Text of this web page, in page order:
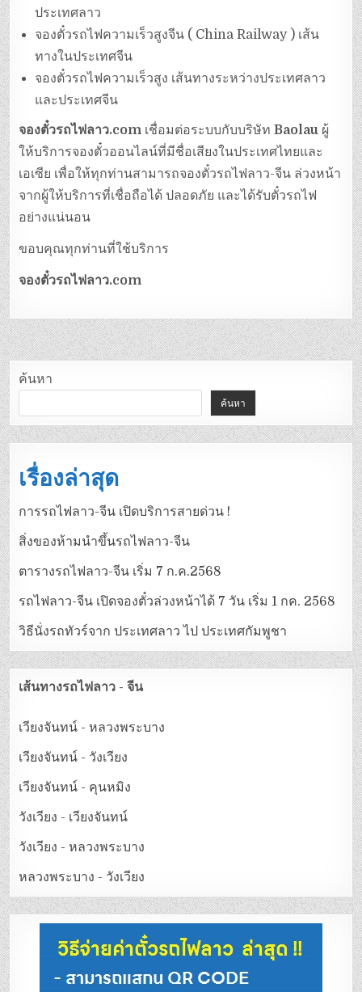
ประเทศลาว
จองตั๋วรถไฟความเร็วสูงจีน ( China Railway ) เส้น
ทางในประเทศจีน
จองตั๋วรถไฟความเร็วสูง เส้นทางระหว่างประเทศลาว
และประเทศจีน
จองตั๋วรถไฟลาว.com เชื่อมต่อระบบกับบริษัทBaolau ผู้
ให้บริการจองตั๋วออนไลน์ที่มีชื่อเสียงในประเทศไทยและ
เอเซีย เพื่อให้ทุกท่านสามารถจองตั๋วรถไฟลาว-จีน ล่วงหน้า
จากผู้ให้บริการที่เชื่อถือได้ ปลอดภัย และได้รับตั๋วรถไฟ
อย่างแน่นอน
ขอบคุณทุกท่านที่ใช้บริการ
จองตั๋วรถไฟลาว.com
ค้นหา
ค้นหา
เรื่องล่าสุด
การรถไฟลาว-จีน เปิดบริการสายด่วน !
สิ่งของห้ามนำขึ้นรถไฟลาว-จีน
ตารางรถไฟลาว-จีน เริ่ม 7 ก.ค.2568
รถไฟลาว-จีน เปิดจองตั๋วล่วงหน้าได้ 7 วัน เริ่ม 1 กค. 2568
วิธีนั่งรถทัวร์จาก ประเทศลาว ไป ประเทศกัมพูชา
เส้นทางรถไฟลาว - จีน
เวียงจันทน์ - หลวงพระบาง
เวียงจันทน์ - วังเวียง
เวียงจันทน์ - คุนหมิง
วังเวียง - เวียงจันทน์
วังเวียง - หลวงพระบาง
หลวงพระบาง - วังเวียง